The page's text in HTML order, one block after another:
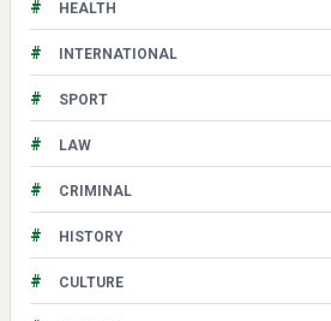
# HEALTH
# INTERNATIONAL
# SPORT
# LAW
# CRIMINAL
# HISTORY
# CULTURE